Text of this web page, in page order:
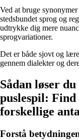
Ved at bruge
stedsbundet sprog og
udtrykke dig mere
sprogvariationer.
Det er både sjovt og
gennem dialekter og
Sådan løser
puslespil:
forskellige
Forstå